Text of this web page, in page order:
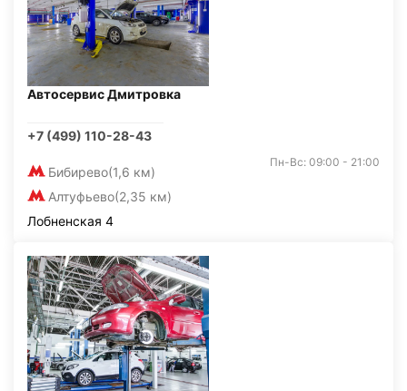
Автосервис Дмитровка
+7 (499) 110-28-43
Бибирево(1,6 км)
Алтуфьево(2,35 км)
Пн-Вс: 09:00 - 21:00
Лобненская 4